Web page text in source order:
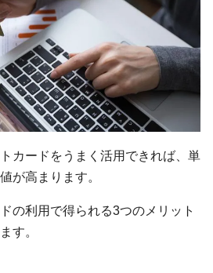
カードをうまく活用できれば、単
が高まります。
の利用で得られる3つのメリット
す。